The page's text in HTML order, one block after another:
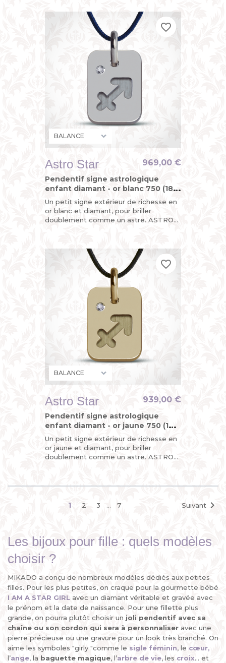
mais...
Astro Star
Pendentif signe astrologique
enfant diamant - or blanc 750 (18
carats)
Un petit signe extérieur de richesse en
or blanc et diamant, pour briller
doublement comme un astre. ASTRO
969,00 €
favorite_border
favorite_border
favorite_border
Astro Star
Pendentif signe astrologique
enfant diamant - or jaune 750 (18
carats)
Un petit signe extérieur de richesse en
or jaune et diamant, pour briller
doublement comme un astre. ASTRO
939,00 €
favorite_border
favorite_border
favorite_border
1 2 3 … 7 Suivant 
Les bijoux pour fille : quels modèles
choisir ?
MIKADO a conçu de nombreux modèles dédiés aux petites
filles. Pour les plus petites, on craque pour la gourmette bébé
I AM A STAR GIRL avec un diamant véritable et gravée avec
le prénom et la date de naissance. Pour une fillette plus
grande, on pourra plutôt choisir un joli pendentif avec sa
chaîne ou son cordon qui sera à personnaliser avec une
pierre précieuse ou une gravure pour un look très branché. On
aime les symboles "girly "comme le sigle féminin, le cœur,
l’ange, la baguette magique, l’arbre de vie, les croix... et